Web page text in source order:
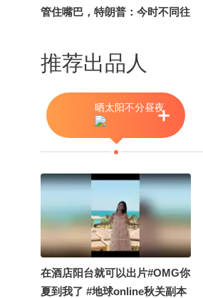
管住嘴巴，特朗普：今时不同往
推荐出品人
晒太阳不分昼夜
在酒店阳台就可以出片#OMG你
夏到我了 #地球online秋关副本